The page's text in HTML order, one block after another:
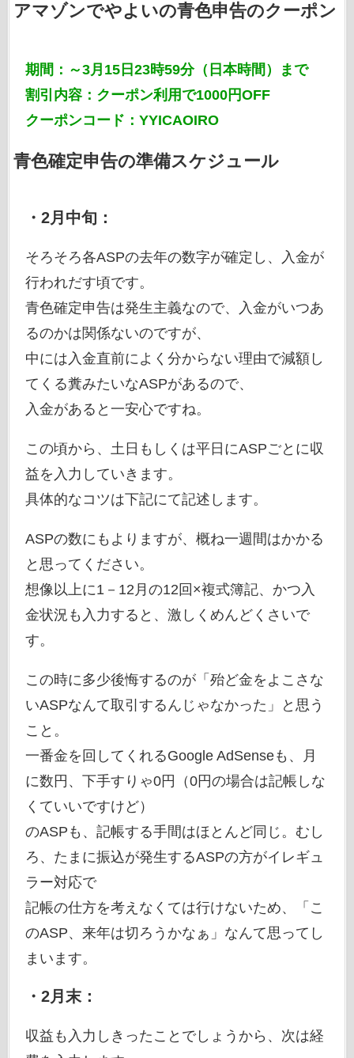
アマゾンでやよいの青色申告のクーポン
期間：～3月15日23時59分（日本時間）まで
割引内容：クーポン利用で1000円OFF
クーポンコード：YYICAOIRO
青色確定申告の準備スケジュール
・2月中旬：
そろそろ各ASPの去年の数字が確定し、入金が
行われだす頃です。
青色確定申告は発生主義なので、入金がいつあ
るのかは関係ないのですが、
中には入金直前によく分からない理由で減額し
てくる糞みたいなASPがあるので、
入金があると一安心ですね。
この頃から、土日もしくは平日にASPごとに収
益を入力していきます。
具体的なコツは下記にて記述します。
ASPの数にもよりますが、概ね一週間はかかる
と思ってください。
想像以上に1－12月の12回×複式簿記、かつ入
金状況も入力すると、激しくめんどくさいで
す。
この時に多少後悔するのが「殆ど金をよこさな
いASPなんて取引するんじゃなかった」と思う
こと。
一番金を回してくれるGoogle AdSenseも、月
に数円、下手すりゃ0円（0円の場合は記帳しな
くていいですけど）
のASPも、記帳する手間はほとんど同じ。むし
ろ、たまに振込が発生するASPの方がイレギュ
ラー対応で
記帳の仕方を考えなくては行けないため、「こ
のASP、来年は切ろうかなぁ」なんて思ってし
まいます。
・2月末：
収益も入力しきったことでしょうから、次は経